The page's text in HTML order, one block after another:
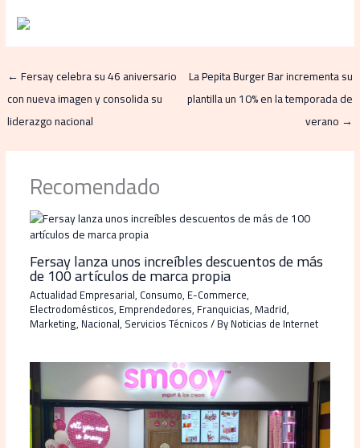
←Fersay celebra su 46 aniversario
con nueva imagen y consolida su
liderazgo nacional
La Pepita Burger Bar incrementa su
plantilla un 10% en la temporada de
verano →
Recomendado
Fersay lanza unos increíbles descuentos de más
de 100 artículos de marca propia
Actualidad Empresarial, Consumo, E-Commerce,
Electrodomésticos, Emprendedores, Franquicias, Madrid,
Marketing, Nacional, Servicios Técnicos/ ByNoticias de Internet